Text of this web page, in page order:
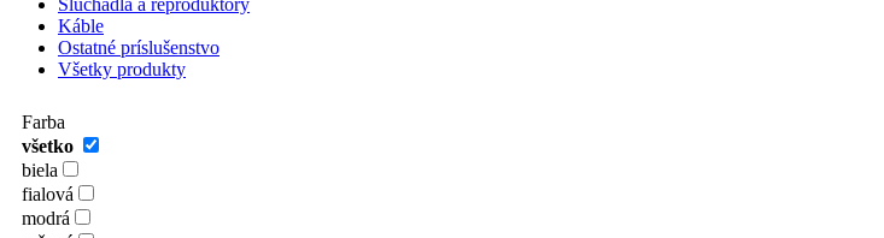
Káble
Ostatné príslušenstvo
Všetky produkty
Farba
všetko
biela
fialová
modrá